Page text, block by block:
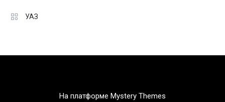
УАЗ
На платформе Mystery Themes